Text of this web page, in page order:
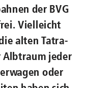
der BVG
Vielleicht
alten Tatra-
Albtraum jeder
oder